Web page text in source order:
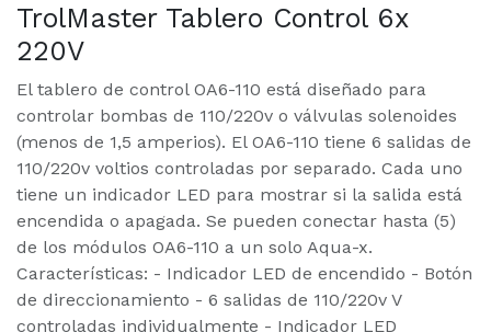
TrolMaster Tablero Control 6x
220V
El tablero de control OA6-110 está diseñado para
controlar bombas de 110/220v o válvulas solenoides
(menos de 1,5 amperios). El OA6-110 tiene 6 salidas de
110/220v voltios controladas por separado. Cada uno
tiene un indicador LED para mostrar si la salida está
encendida o apagada. Se pueden conectar hasta (5)
de los módulos OA6-110 a un solo Aqua-x.
Características: - Indicador LED de encendido - Botón
de direccionamiento - 6 salidas de 110/220v V
controladas individualmente - Indicador LED